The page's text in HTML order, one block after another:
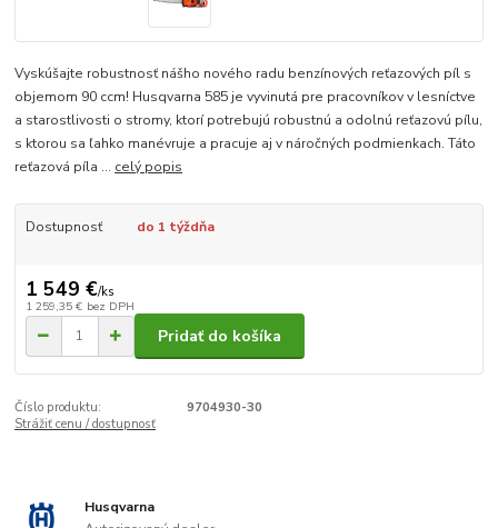
Vyskúšajte robustnosť nášho nového radu benzínových reťazových píl s
objemom 90 ccm! Husqvarna 585 je vyvinutá pre pracovníkov v lesníctve
a starostlivosti o stromy, ktorí potrebujú robustnú a odolnú reťazovú pílu,
s ktorou sa ľahko manévruje a pracuje aj v náročných podmienkach. Táto
reťazová píla ... celý popis
Dostupnosť do 1 týždňa
1 549 €/ks
1 259,35 € bez DPH
Pridať do košíka
Číslo produktu:
9704930-30
Strážiť cenu / dostupnosť
Husqvarna